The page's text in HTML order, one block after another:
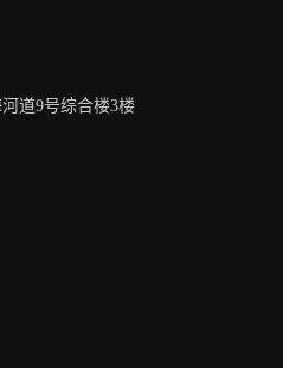
道9号综合楼3楼